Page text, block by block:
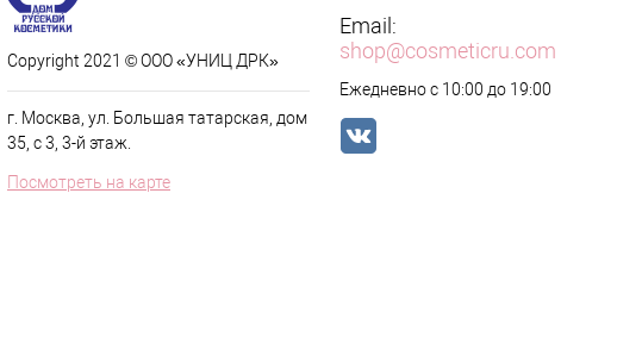
Copyright 2021 © ООО «УНИЦ ДРК»
г. Москва, ул. Большая татарская, дом
35, с 3, 3-й этаж.
Посмотреть на карте
Email:
shop@cosmeticru.com
Ежедневно с 10:00 до 19:00